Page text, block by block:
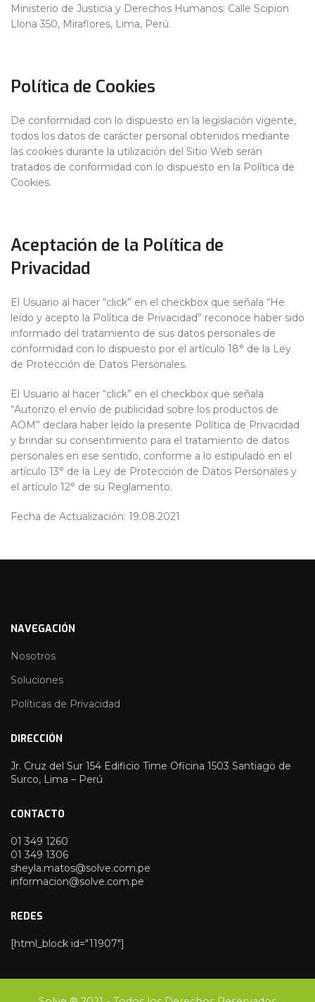
Ministerio de Justicia y Derechos Humanos: Calle Scipion
Llona 350, Miraflores, Lima, Perú.
Política de Cookies
De conformidad con lo dispuesto en la legislación vigente,
todos los datos de carácter personal obtenidos mediante
las cookies durante la utilización del Sitio Web serán
tratados de conformidad con lo dispuesto en la Política de
Cookies.
Aceptación de la Política de
Privacidad
El Usuario al hacer “click” en el checkbox que señala “He
leído y acepto la Política de Privacidad” reconoce haber sido
informado del tratamiento de sus datos personales de
conformidad con lo dispuesto por el artículo 18° de la Ley
de Protección de Datos Personales.
El Usuario al hacer “click” en el checkbox que señala
“Autorizo el envío de publicidad sobre los productos de
AOM” declara haber leído la presente Política de Privacidad
y brindar su consentimiento para el tratamiento de datos
personales en ese sentido, conforme a lo estipulado en el
artículo 13° de la Ley de Protección de Datos Personales y
el artículo 12° de su Reglamento.
Fecha de Actualización: 19.08.2021
NAVEGACIÓN
Nosotros
Soluciones
Políticas de Privacidad
DIRECCIÓN
Jr. Cruz del Sur 154 Edificio Time Oficina 1503 Santiago de
Surco, Lima – Perú
CONTACTO
01 349 1260
01 349 1306
sheyla.matos@solve.com.pe
informacion@solve.com.pe
REDES
[html_block id="11907"]